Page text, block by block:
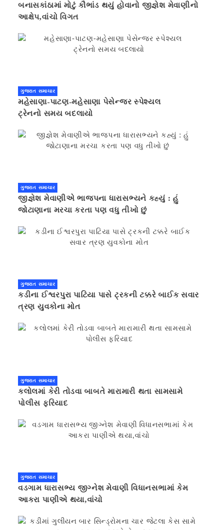
બનાસકાંઠામાં મોટું કૌભાંડ થયું હોવાનો જીજ્ઞેશ મેવાણીનો
આક્ષેપ,વાંચો વિગત
ગુજરાત સમાચાર
મહેસાણા-પાટણ-મહેસાણા પેસેન્જર સ્પેશ્યલ
ટ્રેનનો સમય બદલાયો
ગુજરાત સમાચાર
જીજ્ઞેશ મેવાણીએ ભાજપના ધારાસભ્યને કહ્યું : હું
જોટાણાના મરચા કરતા પણ વધુ તીખો છું
ગુજરાત સમાચાર
કડીના ઈશ્વરપુરા પાટિયા પાસે ટ્રકની ટક્કરે બાઈક સવાર
ત્રણ યુવકોના મોત
ગુજરાત સમાચાર
કલોલમાં કેરી તોડવા બાબતે મારામારી થતા સામસામે
પોલીસ ફરિયાદ
ગુજરાત સમાચાર
વડગામ ધારાસભ્ય જીગ્નેશ મેવાણી વિધાનસભામાં કેમ
આકરા પાણીએ થયા,વાંચો